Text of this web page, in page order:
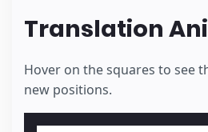
Translation
Hover on the squares to see
new positions.